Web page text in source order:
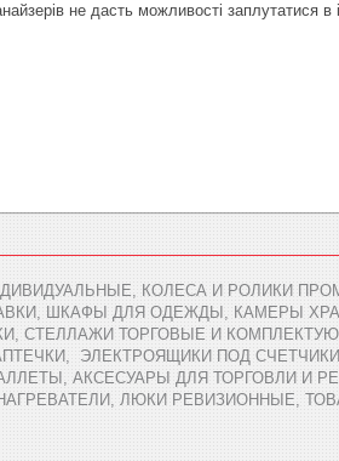
не дасть можливості заплутатися
КОЛЕСА И РОЛИКИ
ШКАФЫ ДЛЯ ОДЕЖДЫ, КАМЕРЫ
СТЕЛЛАЖИ ТОРГОВЫЕ И
ЭЛЕКТРОЯЩИКИ ПОД
АКСЕСУАРЫ ДЛЯ ТОРГОВЛИ И
ЛЮКИ РЕВИЗИОННЫЕ,